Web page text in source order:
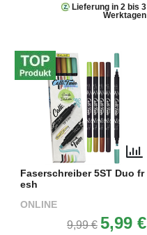
Lieferung in 2 bis 3
Werktagen
Faserschreiber 5ST Duo fr
esh
ONLINE
9,99 € 5,99 €